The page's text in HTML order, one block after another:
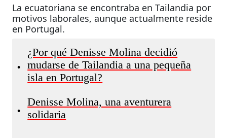
La ecuatoriana se encontraba en Tailandia por
motivos laborales, aunque actualmente reside
en Portugal.
•
¿Por qué Denisse Molina decidió
mudarse de Tailandia a una pequeña
isla en Portugal?
•
Denisse Molina, una aventurera
solidaria